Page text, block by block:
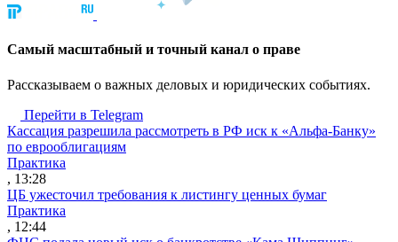
Cамый масштабный и точный канал о праве
Рассказываем о важных деловых и юридических событиях.
Перейти в Telegram
Кассация разрешила рассмотреть в РФ иск к «Альфа-Банку»
по еврооблигациям
Практика
, 13:28
ЦБ ужесточил требования к листингу ценных бумаг
Практика
, 12:44